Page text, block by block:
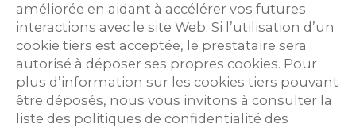
améliorée en aidant à accélérer vos futures
interactions avec le site Web. Si l’utilisation d’un
cookie tiers est acceptée, le prestataire sera
autorisé à déposer ses propres cookies. Pour
plus d’information sur les cookies tiers pouvant
être déposés, nous vous invitons à consulter la
liste des politiques de confidentialité des